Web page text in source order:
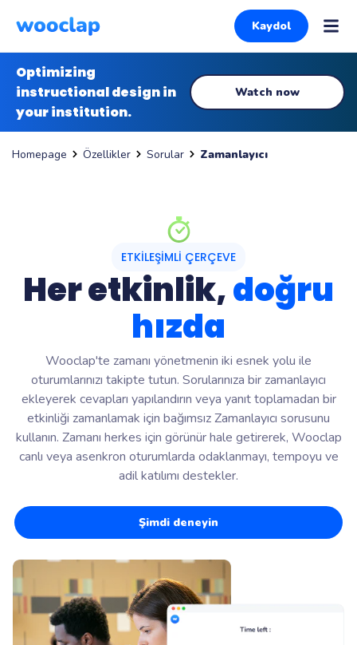
Kaydol
Optimizing
instructional design in
your institution.
Watch now
Homepage Özellikler Sorular Zamanlayıcı
ETKILEŞIMLI ÇERÇEVE
Her etkinlik,doğru
hızda
Wooclap'te zamanı yönetmenin iki esnek yolu ile
oturumlarınızı takipte tutun. Sorularınıza bir zamanlayıcı
ekleyerek cevapları yapılandırın veya yanıt toplamadan bir
etkinliği zamanlamak için bağımsız Zamanlayıcı sorusunu
kullanın. Zamanı herkes için görünür hale getirerek, Wooclap
canlı veya asenkron oturumlarda odaklanmayı, tempoyu ve
adil katılımı destekler.
Şimdi deneyin